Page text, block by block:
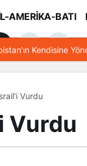
AMERİKA-BATI
Kendisine
Vurdu
Vurdu